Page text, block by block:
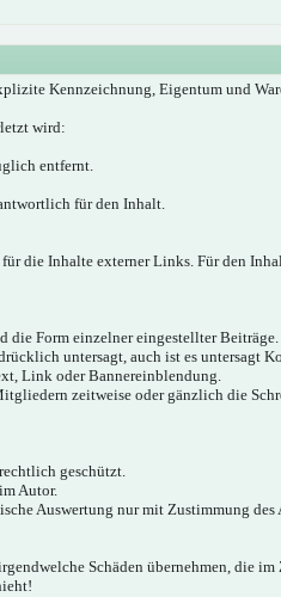
Kennzeichnung, Eigentum und
wird:
entfernt.
für den Inhalt.
die Inhalte externer Links. Für den
die Form einzelner eingestellter Beiträge.
untersagt, auch ist es untersagt
Link oder Bannereinblendung.
zeitweise oder gänzlich die
geschützt.
Autor.
Auswertung nur mit Zustimmung des
Schäden übernehmen, die im